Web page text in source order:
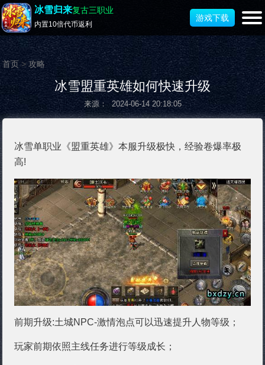
冰雪归来复古三职业
内置10倍代币返利
游戏下载
首页>攻略
冰雪盟重英雄如何快速升级
来源： 2024-06-14 20:18:05
冰雪单职业《盟重英雄》本服升级极快，经验卷爆率极
高!
前期升级:土城NPC-激情泡点可以迅速提升人物等级；
玩家前期依照主线任务进行等级成长；